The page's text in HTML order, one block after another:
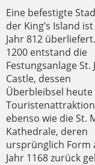
Eine befestigte
der King’s Island
Jahr 812
1200 entstand die
Festungsanlage St.
Castle, dessen
Überbleibsel heute
ebenso wie die St.
Kathedrale, deren
ursprünglich Form
Jahr 1168 zurück